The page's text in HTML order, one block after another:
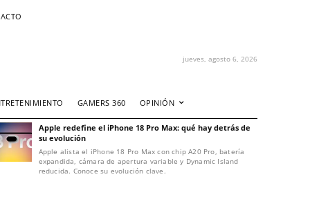
jueves, agosto 6, 2026
GAMERS 360 OPINIÓN
Apple redefine el iPhone 18 Pro Max: qué hay detrás de
su evolución
Apple alista el iPhone 18 Pro Max con chip A20 Pro, batería
expandida, cámara de apertura variable y Dynamic Island
reducida. Conoce su evolución clave.